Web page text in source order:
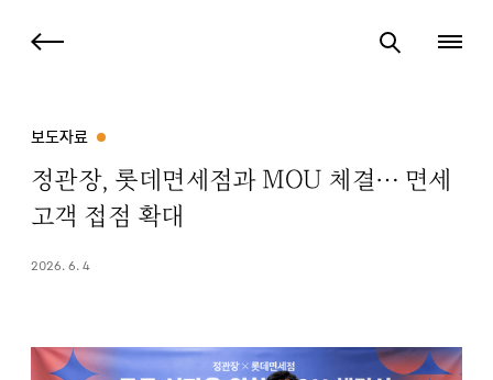
보도자료
정관장, 롯데면세점과 MOU 체결… 면세
고객 접점 확대
2026. 6. 4